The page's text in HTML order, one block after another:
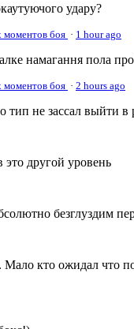
удару?
боя · 1 hour ago
намагання пола
боя · 2 hours ago
тип не зассал выйти
другой уровень
безглуздим
кто ожидал что